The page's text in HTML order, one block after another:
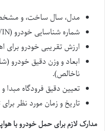
مدل، سال ساخت، و
شماره شناسایی خودرو (VIN یا شماره شاسی).
ارزش تقریبی خودرو برای
ابعاد و وزن دقیق خودرو
ناخالص).
تعیین دقیق فرودگاه مبدا
تاریخ و زمان مورد نظر
مدارک لازم برای حمل خودرو با